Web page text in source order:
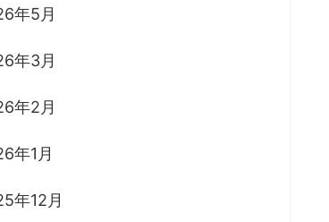
年5月
年3月
年2月
年1月
年12月